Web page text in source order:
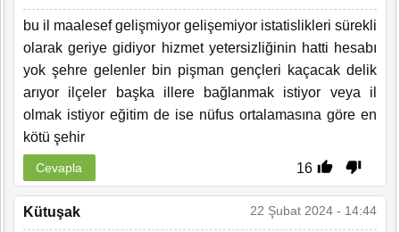
bu il maalesef gelişmiyor gelişemiyor istatislikleri sürekli
olarak geriye gidiyor hizmet yetersizliğinin hatti hesabı
yok şehre gelenler bin pişman gençleri kaçacak delik
arıyor ilçeler başka illere bağlanmak istiyor veya il
olmak istiyor eğitim de ise nüfus ortalamasına göre en
kötü şehir
16
Cevapla
Kütuşak 22 Şubat 2024 - 14:44